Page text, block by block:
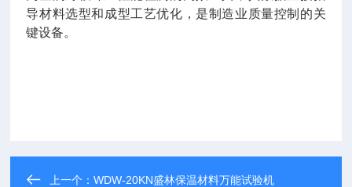
导材料选型和成型工艺优化，是制造业质量控制的关
键设备。
上一个：WDW-20KN盛林保温材料万能试验机